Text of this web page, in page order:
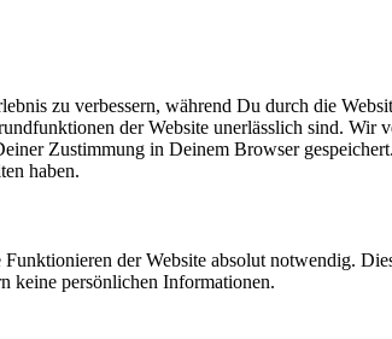
zu verbessern, während Du durch die
der Website unerlässlich sind.
Zustimmung in Deinem Browser
haben.
der Website absolut notwendig.
keine persönlichen Informationen.